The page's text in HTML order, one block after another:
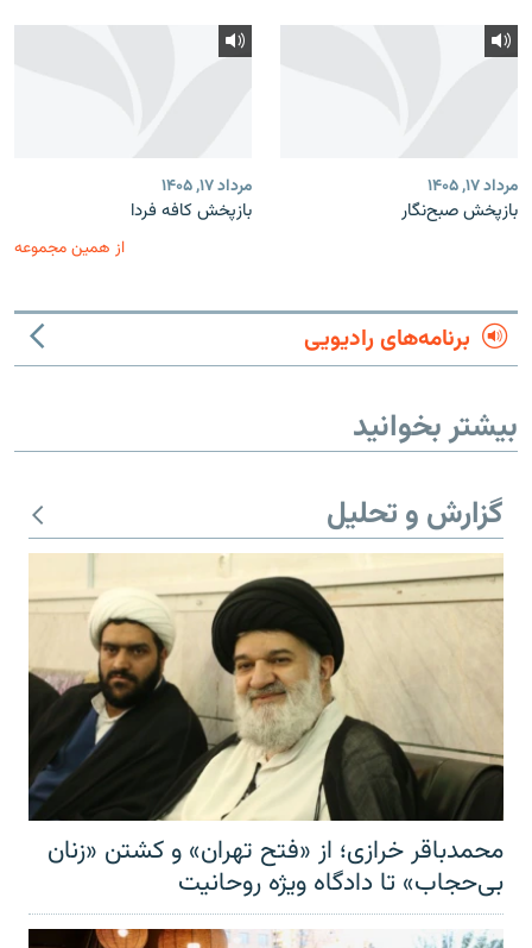
مرداد ۱۷, ۱۴۰۵
بازپخش صبح‌نگار
مرداد ۱۷, ۱۴۰۵
بازپخش کافه فردا
از همین مجموعه
برنامه‌های رادیویی
بیشتر بخوانید
گزارش و تحلیل
محمدباقر خرازی؛ از «فتح تهران» و کشتن «زنان
بی‌حجاب» تا دادگاه ویژه روحانیت